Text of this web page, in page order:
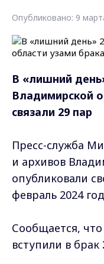
Опубликовано: 9
В «лишний
Владимирской
связали 29 пар
Пресс-служба
и архивов
опубликовали
февраль 2024
Сообщается,
вступили в брак